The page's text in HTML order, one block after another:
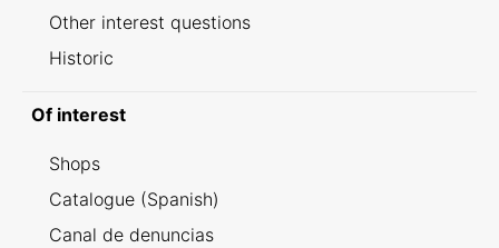
Other interest questions
Historic
Of interest
Shops
Catalogue (Spanish)
Canal de denuncias